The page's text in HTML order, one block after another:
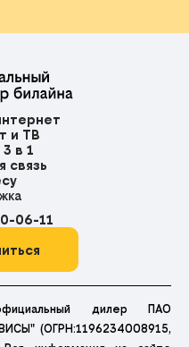
и ТВ
в 1
связь
06-11
дилер ПАО
(ОГРН:1196234008915,